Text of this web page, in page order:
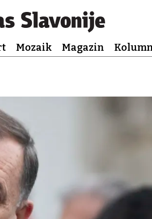
Mozaik Magazin